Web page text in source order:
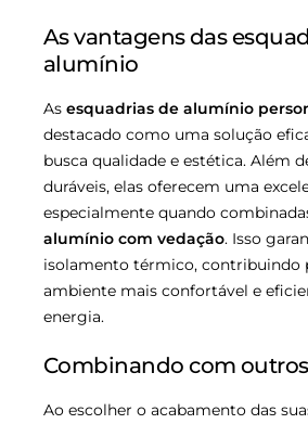
As vantagens das
alumínio
As esquadrias de alumínio
destacado como uma solução
busca qualidade e estética. Além
duráveis, elas oferecem uma
especialmente quando
alumínio com vedação. Isso
isolamento térmico, contribuindo
ambiente mais confortável e
energia.
Combinando com
Ao escolher o acabamento das